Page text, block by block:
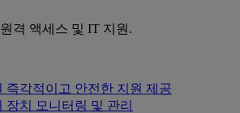
격 액세스 및 IT 지원.
즉각적이고 안전한 지원 제공
장치 모니터링 및 관리